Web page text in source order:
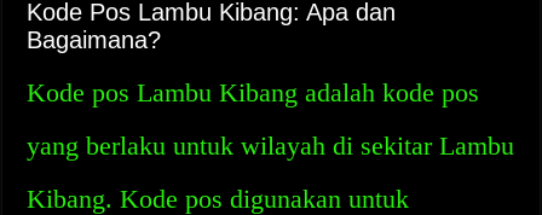
Kode Pos Lambu Kibang: Apa dan
Bagaimana?
Kode pos Lambu Kibang adalah kode pos
yang berlaku untuk wilayah di sekitar Lambu
Kibang. Kode pos digunakan untuk